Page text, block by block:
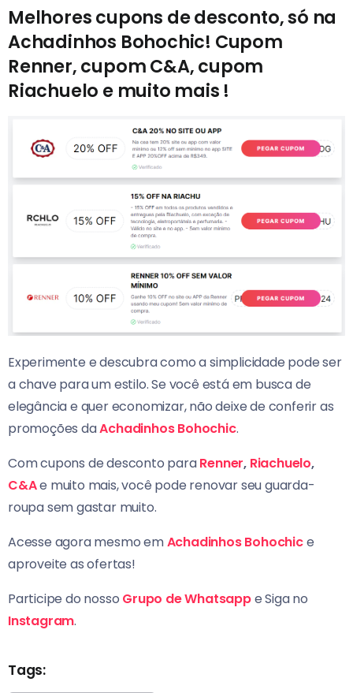
Melhores cupons de desconto, só na
Achadinhos Bohochic! Cupom
Renner, cupom C&A, cupom
Riachuelo e muito mais !
Experimente e descubra como a simplicidade pode ser
a chave para um estilo. Se você está em busca de
elegância e quer economizar, não deixe de conferir as
promoções daAchadinhos Bohochic.
Com cupons de desconto paraRenner, Riachuelo,
C&Ae muito mais, você pode renovar seu guarda-
roupa sem gastar muito.
Acesse agora mesmo emAchadinhos Bohochice
aproveite as ofertas!
Participe do nosso Grupo de Whatsappe Siga no
Instagram.
Tags: